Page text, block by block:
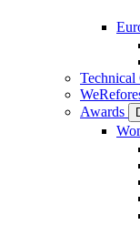
Technical
Awards